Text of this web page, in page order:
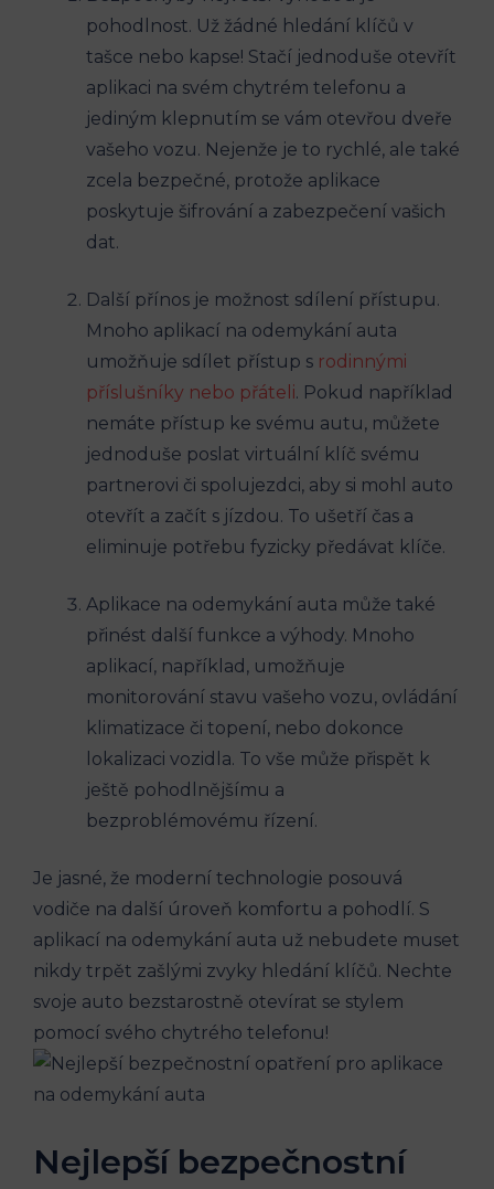
pohodlnost. Už žádné hledání klíčů v
tašce nebo kapse! Stačí jednoduše otevřít
aplikaci na svém chytrém telefonu a
jediným klepnutím se vám otevřou dveře
vašeho vozu. Nejenže je to rychlé, ale také
zcela bezpečné, protože aplikace
poskytuje šifrování a zabezpečení vašich
dat.
Další přínos je možnost sdílení přístupu.
Mnoho aplikací na odemykání auta
umožňuje sdílet přístup s rodinnými
příslušníky nebo přáteli. Pokud například
nemáte přístup ke svému autu, můžete
jednoduše poslat virtuální klíč svému
partnerovi či spolujezdci, aby si mohl auto
otevřít a začít s jízdou. To ušetří čas a
eliminuje potřebu fyzicky předávat klíče.
Aplikace na odemykání auta může také
přinést další funkce a výhody. Mnoho
aplikací, například, umožňuje
monitorování stavu vašeho vozu, ovládání
klimatizace či topení, nebo dokonce
lokalizaci vozidla. To vše může přispět k
ještě pohodlnějšímu a
bezproblémovému řízení.
Je jasné, že moderní technologie posouvá
vodiče na další úroveň komfortu a pohodlí. S
aplikací na odemykání auta už nebudete muset
nikdy trpět zašlými zvyky hledání klíčů. Nechte
svoje auto bezstarostně otevírat se stylem
pomocí svého chytrého telefonu!
Nejlepší bezpečnostní